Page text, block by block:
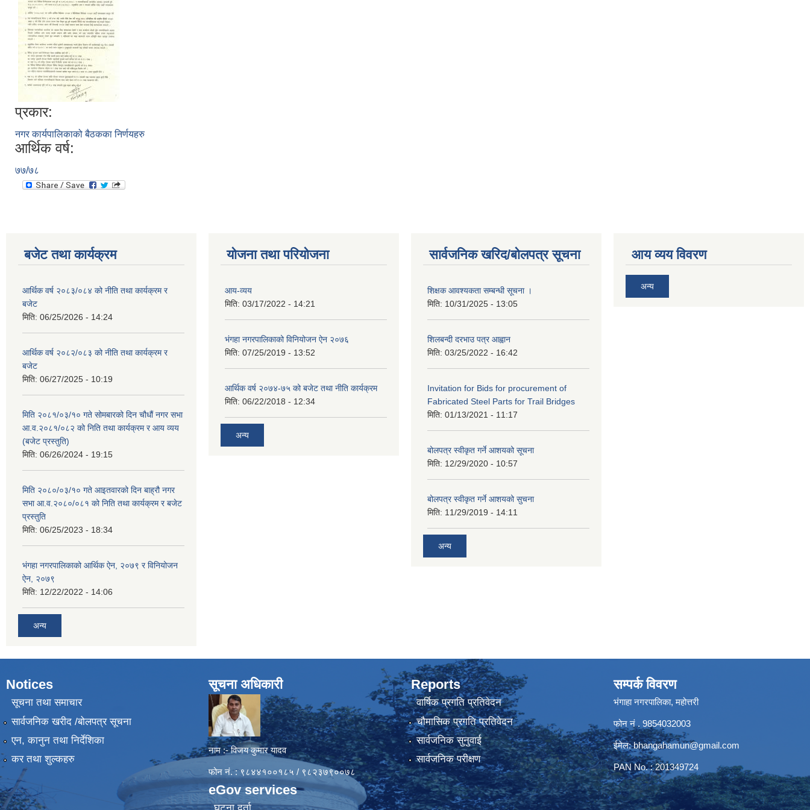
प्रकार:
नगर कार्यपालिकाको बैठकका निर्णयहरु
आर्थिक वर्ष:
७७/७८
बजेट तथा कार्यक्रम
आर्थिक वर्ष २०८३/०८४ को नीति तथा कार्यक्रम र
बजेट
मिति: 06/25/2026 - 14:24
आर्थिक वर्ष २०८२/०८३ को नीति तथा कार्यक्रम र
बजेट
मिति: 06/27/2025 - 10:19
मिति २०८१/०३/१० गते सोमबारको दिन चौधौं नगर सभा
आ.व.२०८१/०८२ को निति तथा कार्यक्रम र आय व्यय
(बजेट प्रस्तुति)
मिति: 06/26/2024 - 19:15
मिति २०८०/०३/१० गते आइतवारको दिन बाह्रौ नगर
सभा आ.व.२०८०/०८१ को निति तथा कार्यक्रम र बजेट
प्रस्तुति
मिति: 06/25/2023 - 18:34
भंगहा नगरपालिकाको आर्थिक ऐन, २०७९ र विनियोजन
ऐन, २०७९
मिति: 12/22/2022 - 14:06
अन्य
योजना तथा परियोजना
आय-व्यय
मिति: 03/17/2022 - 14:21
भंगहा नगरपालिकाको विनियोजन ऐन २०७६
मिति: 07/25/2019 - 13:52
आर्थिक वर्ष २०७४-७५ को बजेट तथा नीति कार्यक्रम
मिति: 06/22/2018 - 12:34
अन्य
सार्वजनिक खरिद/बोलपत्र सूचना
शिक्षक आवश्यकता सम्बन्धी सूचना ।
मिति: 10/31/2025 - 13:05
शिलबन्दी दरभाउ पत्र आह्वान
मिति: 03/25/2022 - 16:42
Invitation for Bids for procurement of
Fabricated Steel Parts for Trail Bridges
मिति: 01/13/2021 - 11:17
बोलपत्र स्वीकृत गर्ने आशयको सूचना
मिति: 12/29/2020 - 10:57
बोलपत्र स्वीकृत गर्ने आशयको सुचना
मिति: 11/29/2019 - 14:11
अन्य
आय व्यय विवरण
अन्य
Notices
सूचना तथा समाचार
सार्वजनिक खरीद /बोलपत्र सूचना
एन, कानुन तथा निर्देशिका
कर तथा शुल्कहरु
सूचना अधिकारी
नाम :- विजय कुमार यादव
फोन नं. : ९८४४१००१८५ / ९८२३७९००७८
eGov services
Reports
वार्षिक प्रगति प्रतिवेदन
चौमासिक प्रगति प्रतिवेदन
सार्वजनिक सुनुवाई
सार्वजनिक परीक्षण
सम्पर्क विवरण
भंगाहा नगरपालिका, महोत्तरी
फोन नं . 9854032003
ईमेल:bhangahamun@gmail.com
PAN No. : 201349724